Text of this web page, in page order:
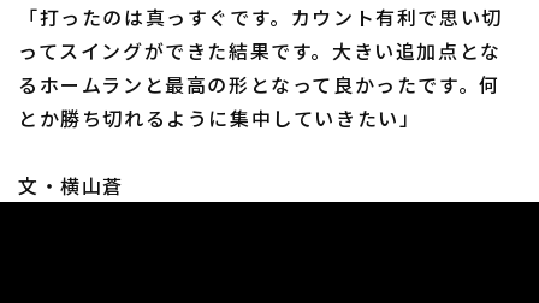
「打ったのは真っすぐです。カウント有利で思い切
ってスイングができた結果です。大きい追加点とな
るホームランと最高の形となって良かったです。何
とか勝ち切れるように集中していきたい」
文・横山蒼